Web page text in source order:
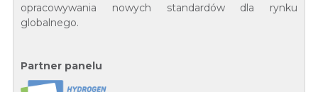
opracowywania nowych standardów dla rynku
globalnego.
Partner panelu